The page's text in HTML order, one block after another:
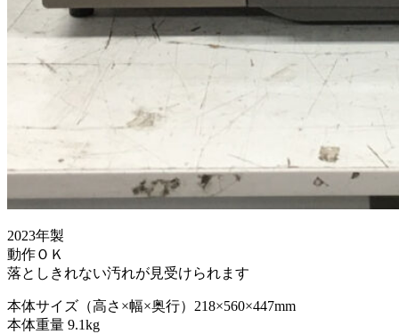
2023年製
動作ＯＫ
落としきれない汚れが見受けられます
本体サイズ（高さ×幅×奥行）218×560×447mm
本体重量 9.1kg